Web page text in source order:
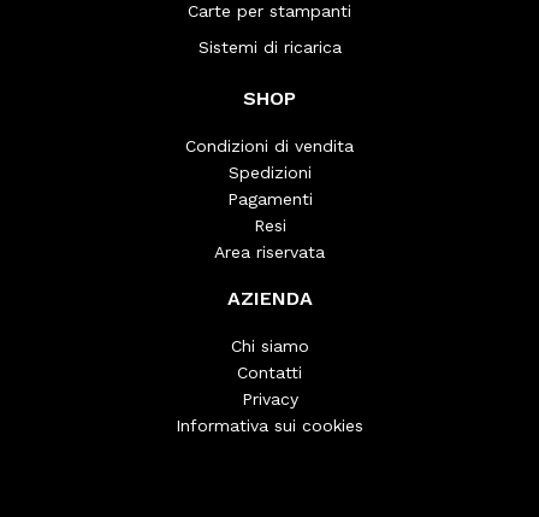
Carte per stampanti
Sistemi di ricarica
SHOP
Condizioni di vendita
Spedizioni
Pagamenti
Resi
Area riservata
AZIENDA
Chi siamo
Contatti
Privacy
Informativa sui cookies